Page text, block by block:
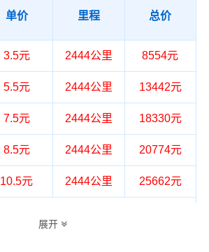
单价 里程 总价
3.5元 2444公里 8554元
5.5元 2444公里 13442元
7.5元 2444公里 18330元
8.5元 2444公里 20774元
10.5元 2444公里 25662元
里，以上报价为市场透明价，仅供参
展开